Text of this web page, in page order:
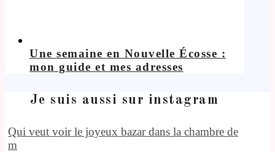
Une semaine en Nouvelle Écosse :
mon guide et mes adresses
Je suis aussi sur instagram
Qui veut voir le joyeux bazar dans la chambre de
m